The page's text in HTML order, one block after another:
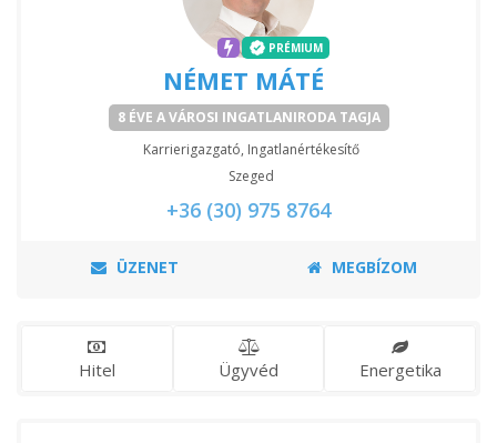
PRÉMIUM
NÉMET MÁTÉ
8 ÉVE A VÁROSI INGATLANIRODA TAGJA
Karrierigazgató, Ingatlanértékesítő
Szeged
+36 (30) 975 8764
ÜZENET MEGBÍZOM
Hitel Ügyvéd Energetika